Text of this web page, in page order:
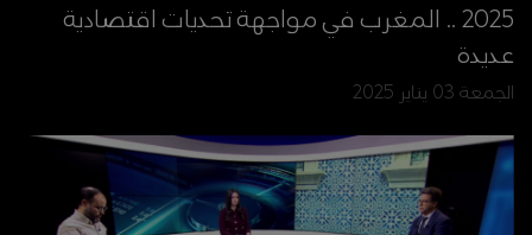
2025 .. المغرب في مواجهة تحديات اقتصادية
عديدة
الجمعة 03 يناير 2025